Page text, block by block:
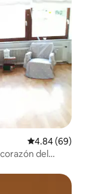
Calificación
4.84 (69)
del